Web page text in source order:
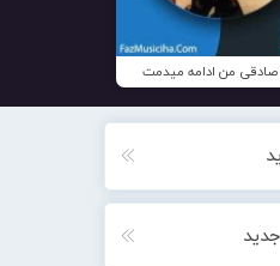
صادقی من ادامه میدمت